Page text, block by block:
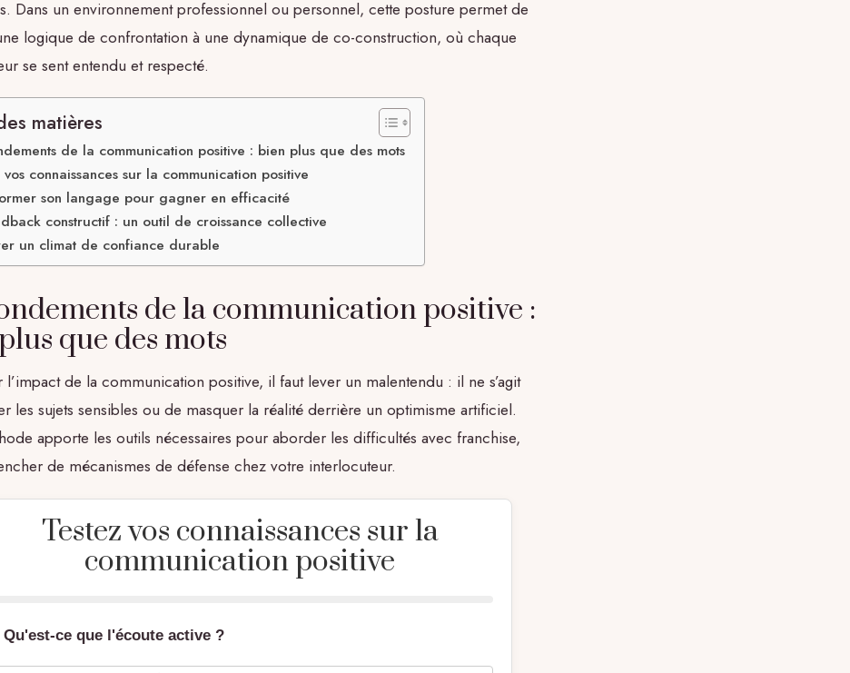
Dans un environnement professionnel ou personnel, cette posture permet de
logique de confrontation à une dynamique de co-construction, où chaque
se sent entendu et respecté.
matières
de la communication positive : bien plus que des mots
vos connaissances sur la communication positive
son langage pour gagner en efficacité
constructif : un outil de croissance collective
un climat de confiance durable
de la communication positive :
que des mots
l’impact de la communication positive, il faut lever un malentendu : il ne s’agit
les sujets sensibles ou de masquer la réalité derrière un optimisme artificiel.
apporte les outils nécessaires pour aborder les difficultés avec franchise,
de mécanismes de défense chez votre interlocuteur.
Testez vos connaissances sur la
communication positive
Qu'est-ce que l'écoute active ?